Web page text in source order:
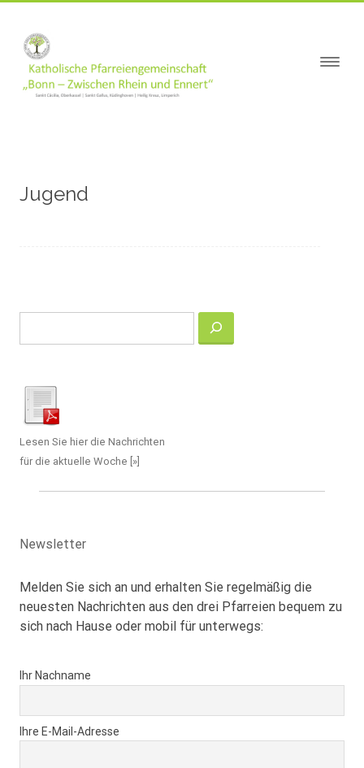
Jugend
Lesen Sie hier die Nachrichten
für die aktuelle Woche [»]
Newsletter
Melden Sie sich an und erhalten Sie regelmäßig die
neuesten Nachrichten aus den drei Pfarreien bequem zu
sich nach Hause oder mobil für unterwegs:
Ihr Nachname
Ihre E-Mail-Adresse